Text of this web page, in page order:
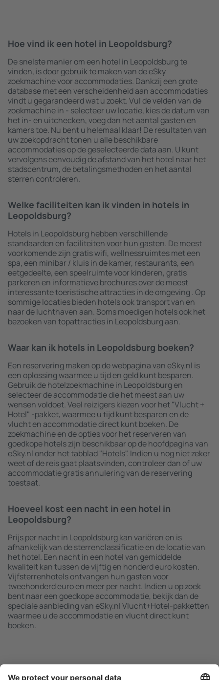
Hoe vind ik een hotel in Leopoldsburg?
De snelste manier om een hotel in Leopoldsburg te
vinden, is door gebruik te maken van de eSky
zoekmachine voor accommodaties. Dankzij een grote
database met een verscheidenheid aan accommodaties
vindt u gegarandeerd wat u zoekt. Vul de velden van de
zoekmachine in - selecteer uw locatie, kies de datum van
het in- en uitchecken, voeg dan het aantal gasten en
kamers toe. Nu bent u helemaal klaar! De resultaten van
uw zoekopdracht tonen u alle beschikbare
accommodaties op de geselecteerde data aan. U kunt
vervolgens eenvoudig de afstand van het hotel naar het
stadscentrum, de betalingsmethoden en het aantal
sterren controleren.
Welke faciliteiten kan ik vinden in hotels in
Leopoldsburg?
Hotels in Leopoldsburg hebben verschillende
standaarden en faciliteiten voor hun gasten. De meest
voorkomende zijn gratis wifi, wellnessruimtes met een
spa, een minibar / kluis in de kamer, restaurants, een
eetgedeelte, een speelruimte voor kinderen, gratis
parkeren en informatieve brochures over de meest
interessante toeristische attracties in de omgeving . Op
sommige locaties bieden hotels ook transport van en
naar de luchthaven aan. Soms moedigen hotels ook het
bezoeken van topattracties in Leopoldsburg aan.
Waar kan ik hotels in Leopoldsburg boeken?
Een reservering maken op de webpagina van eSky.nl is
een oplossing waarmee u tijd en geld kunt besparen.
Gebruik de hotelzoekmachine in Leopoldsburg en
selecteer de accommodatie die het meest aan uw
wensen voldoet. Veel reizigers kiezen voor het "Vlucht +
Hotel" -pakket, waarmee u tijd kunt besparen en de
vlucht en accommodatie direct kunt boeken. De
zoekmachine en de opties voor het reserveren van
goedkope hotels zijn beschikbaar op de hoofdpagina van
eSky.nl onder het tabblad "Hotels". Indien u nog niet zeker
weet of de reis gaat plaatsvinden, controleer dan of uw
accommodatie gratis annulering van de reservering
toestaat.
Hoeveel kost een nacht in een hotel in
Leopoldsburg?
Prijs per nacht in Leopoldsburg kan variëren en is
afhankelijk van de sterrenclassificatie en de locatie van
het hotel. Een nacht in een hotel van gemiddelde
kwaliteit kan tussen de vijftig en honderd euro kosten.
Vijfsterrenhotels ontvangen hun gasten voor
tweehonderd euro en meer per nacht. Indien u op zoek
bent naar een goedkope accommodatie, bekijk dan de
speciale aanbieding van eSky.nl Vlucht+Hotel-pakketten
waarmee u de accommodatie en vlucht direct kunt
boeken.
Zoek snel en gemakkelijk